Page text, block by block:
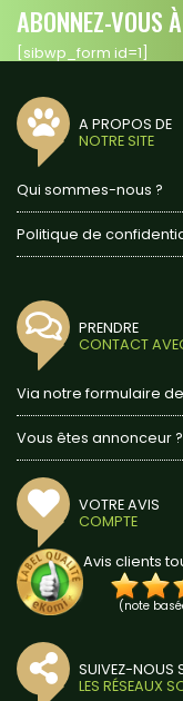
ABONNEZ-VOUS
[sibwp_form id=1]
A PROPOS DE
NOTRE SITE
Qui sommes-nous ?
Politique de
PRENDRE
CONTACT
Via notre formulaire
Vous êtes annonceur ?
VOTRE AVIS
COMPTE
Avis clients
(note
SUIVEZ-NOUS
LES RÉSEAUX